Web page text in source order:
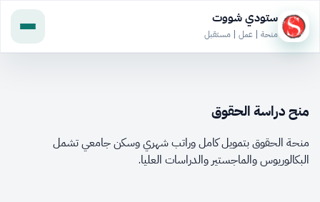
ستودي شووت
منحة | عمل | مستقبل
منح دراسة الحقوق
منحة الحقوق بتمويل كامل وراتب شهري وسكن جامعي تشمل
البكالوريوس والماجستير والدراسات العليا.